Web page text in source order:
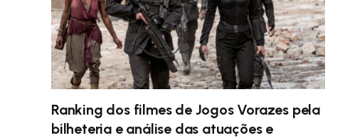
Ranking dos filmes de Jogos Vorazes pela
bilheteria e análise das atuações e